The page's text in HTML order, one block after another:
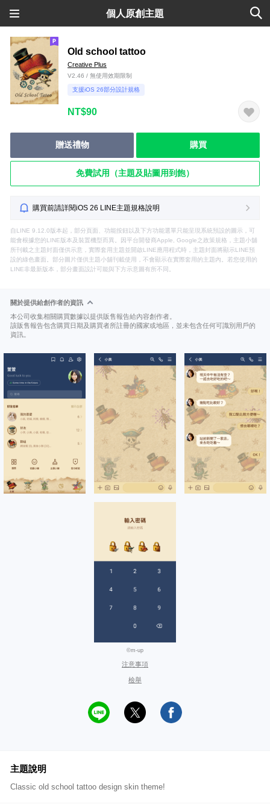
個人原創主題
Old school tattoo
Creative Plus
V2.46 / 無使用效期限制
支援iOS 26部分設計規格
NT$90
贈送禮物 購買
免費試用（主題及貼圖用到飽）
購買前請詳閱iOS 26 LINE主題規格說明
自LINE 9.12.0版本起，部分頁面、功能按鈕以及下方功能選單只能呈現系統預設的圖示，可
能會根據您的LINE版本及裝置機型而異。因平台開發商Apple, Google之政策規格，主題小舖
所刊載之主題封面僅供示意，實際套用主題並開啟LINE應用程式時，主題封面將顯示LINE預
設的綠色畫面。部分圖片僅供主題小舖刊載使用，不會顯示在實際套用的主題內。若您使用的
LINE非最新版本，部分畫面設計可能與下方示意圖有所不同。
關於提供給創作者的資訊
本公司收集相關購買數據以提供販售報告給內容創作者。
該販售報告包含購買日期及購買者所註冊的國家或地區，並未包含任何可識別用戶的
資訊。
©m-up
注意事項
檢舉
主題說明
Classic old school tattoo design skin theme!